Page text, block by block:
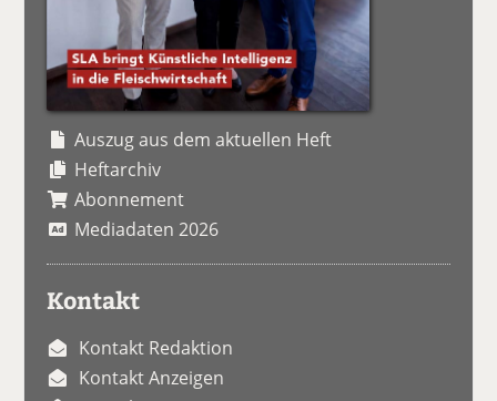
Auszug aus dem aktuellen Heft
Heftarchiv
Abonnement
Mediadaten 2026
Kontakt
Kontakt Redaktion
Kontakt Anzeigen